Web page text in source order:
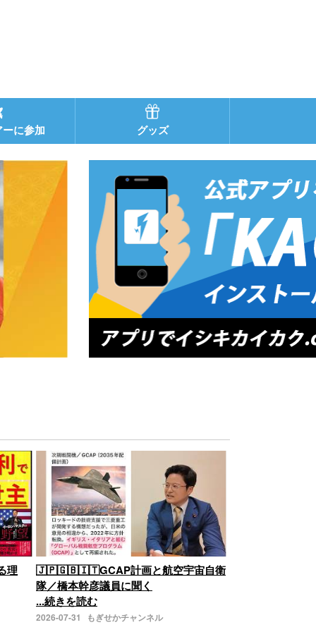
に参加 グッズ
理
🇯🇵🇬🇧🇮🇹GCAP計画と航空宇宙自衛
隊／橋本幹彦議員に聞く
...続きを読む
2026-07-31 もぎせかチャンネル